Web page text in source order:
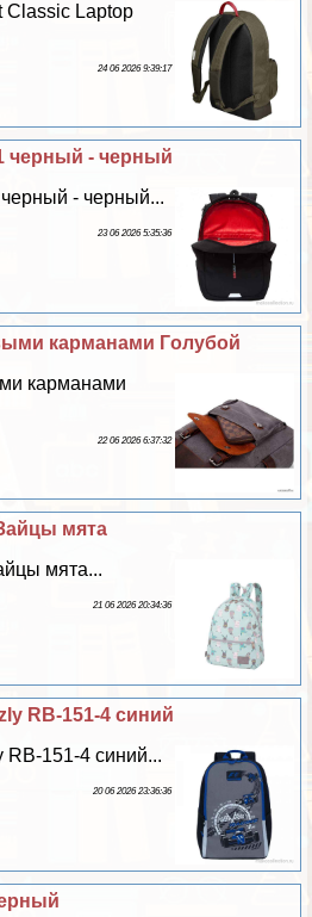
Classic Laptop
24 06 2026 9:39:17
черный - черный
- черный...
23 06 2026 5:35:36
карманами Гoлyбой
карманами
22 06 2026 6:37:32
мята
мята...
21 06 2026 20:34:36
RB-151-4 синий
151-4 синий...
20 06 2026 23:36:36